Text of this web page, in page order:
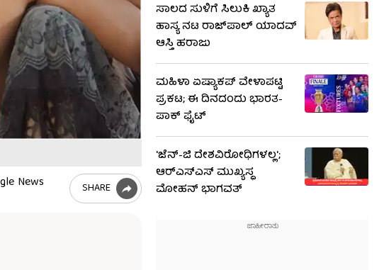
SHARE
ಸಾಲದ ಸುಳಿಗೆ ಸಿಲುಕಿ ಖ್ಯಾತ
ಹಾಸ್ಯ ನಟ ರಾಜ್‌ಪಾಲ್ ಯಾದವ್
ಆಸ್ತಿ ಹರಾಜು
ಮಹಿಳಾ ಏಷ್ಯಾಕಪ್ ವೇಳಾಪಟ್ಟಿ
ಪ್ರಕಟ; ಈ ದಿನದಂದು ಭಾರತ-
ಪಾಕ್ ಫೈಟ್
'ಜೆನ್-ಜಿ ದೇಶವಿರೋಧಿಗಳಲ್ಲ';
ಆರ್​ಎಸ್​ಎಸ್​ ಮುಖ್ಯಸ್ಥ
ಮೋಹನ್ ಭಾಗವತ್